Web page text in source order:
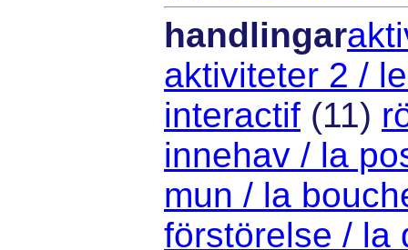
handlingar
aktiviteter 2 /
interactif (11)
innehav / la
mun / la
förstörelse / la